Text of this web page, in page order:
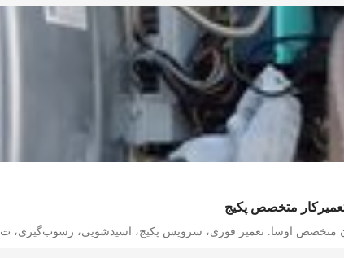
متخصص پکیج
متخصص اوسا. تعمیر فوری، سرویس پکیج، اسیدشویی، رسوب‌گیری، ت